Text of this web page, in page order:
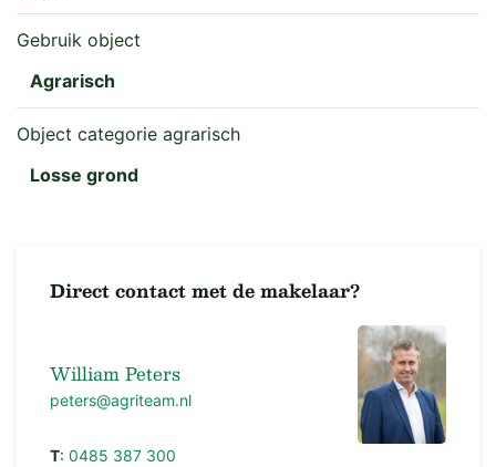
Gebruik object
Agrarisch
Object categorie agrarisch
Losse grond
Direct contact met de makelaar?
William Peters
peters@agriteam.nl
T: 0485 387 300